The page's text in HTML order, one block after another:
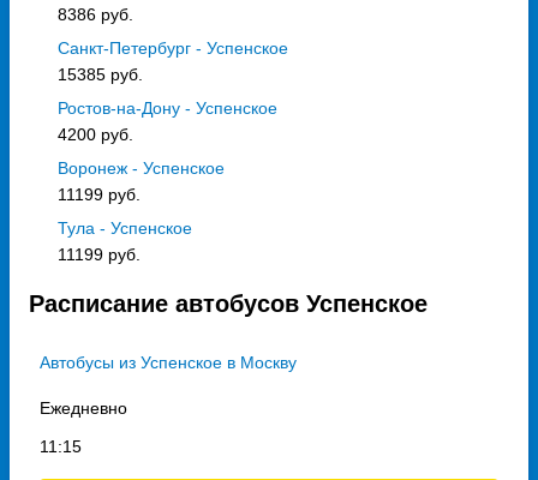
8386 руб.
Санкт-Петербург - Успенское
15385 руб.
Ростов-на-Дону - Успенское
4200 руб.
Воронеж - Успенское
11199 руб.
Тула - Успенское
11199 руб.
Расписание автобусов Успенское
Автобусы из Успенское в Москву
Ежедневно
11:15